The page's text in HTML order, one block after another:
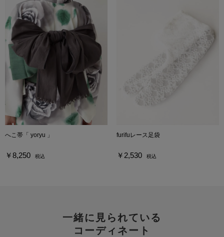
へこ帯「 yoryu 」
￥8,250 税込
furifuレース足袋
￥2,530 税込
一緒に見られている
コーディネート